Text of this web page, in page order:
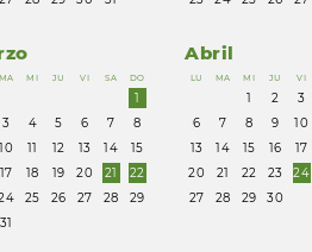
MA MI JU VI SA DO
1
3 4 5 6 7
8
10 11 12 13 14
15
17 18 19 20 21
22
25 26 27 28
29
31
Abril
LU MA MI JU VI
1 2 3
6
7 8 9 10
13
14 15 16 17
20
21 22 23 24
27
28 29 30